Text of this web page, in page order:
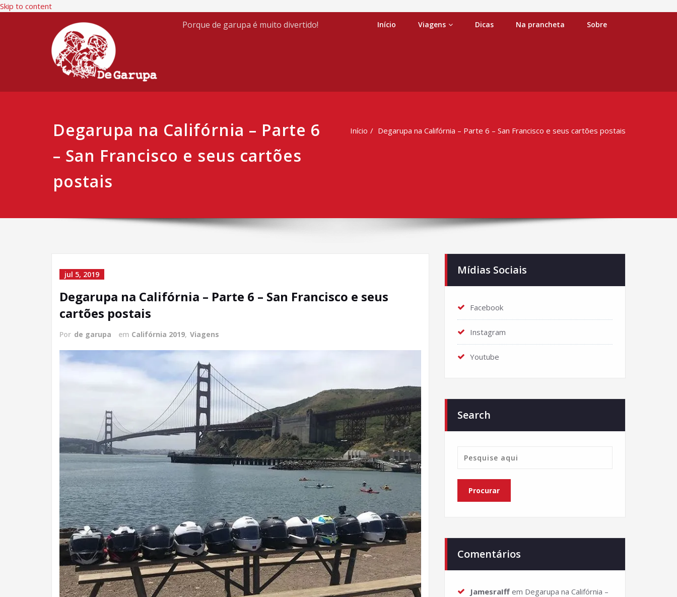
Skip to content
Porque de garupa é muito divertido! Início Viagens Dicas Na prancheta Sobre
Degarupa na Califórnia – Parte 6
– San Francisco e seus cartões
postais
Início Degarupa na Califórnia – Parte 6 – San Francisco e seus cartões postais
jul 5, 2019
Degarupa na Califórnia – Parte 6 – San Francisco e seus
cartões postais
Por de garupa em Califórnia 2019, Viagens
Mídias Sociais
Facebook
Instagram
Youtube
Search
Comentários
JamesraIff em Degarupa na Califórnia –